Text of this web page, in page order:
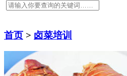
首页 > 卤菜培训